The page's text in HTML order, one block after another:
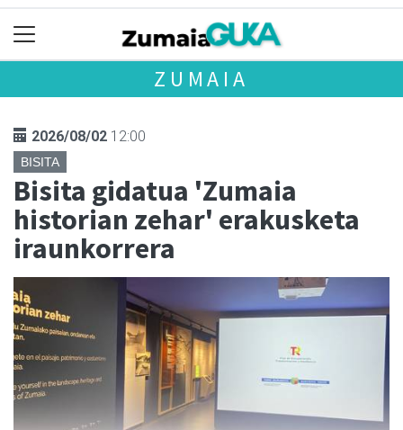
ZUMAIA
2026/08/02 12:00
BISITA
Bisita gidatua 'Zumaia
historian zehar' erakusketa
iraunkorrera